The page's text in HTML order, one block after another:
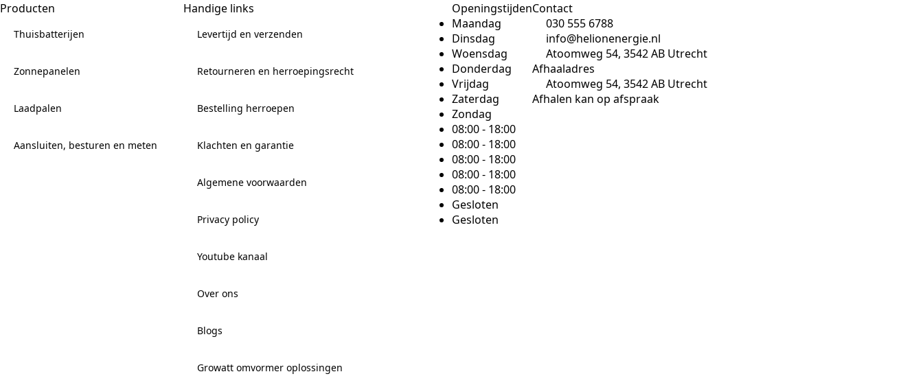
Producten
Thuisbatterijen
Zonnepanelen
Laadpalen
Aansluiten, besturen en meten
Handige links
Levertijd en verzenden
Retourneren en herroepingsrecht
Bestelling herroepen
Klachten en garantie
Algemene voorwaarden
Privacy policy
Youtube kanaal
Over ons
Blogs
Growatt omvormer oplossingen
Openingstijden
Maandag
Dinsdag
Woensdag
Donderdag
Vrijdag
Zaterdag
Zondag
08:00 - 18:00
08:00 - 18:00
08:00 - 18:00
08:00 - 18:00
08:00 - 18:00
Gesloten
Gesloten
Contact
030 555 6788
info@helionenergie.nl
Atoomweg 54, 3542 AB Utrecht
Afhaaladres
Atoomweg 54, 3542 AB Utrecht
Afhalen kan op afspraak